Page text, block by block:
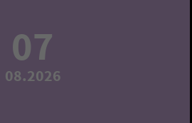
07
08.2026